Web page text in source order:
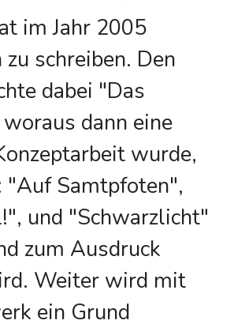
im Jahr 2005
schreiben. Den
dabei "Das
dann eine
wurde,
Samtpfoten",
und "Schwarzlicht"
zum Ausdruck
Weiter wird mit
ein Grund